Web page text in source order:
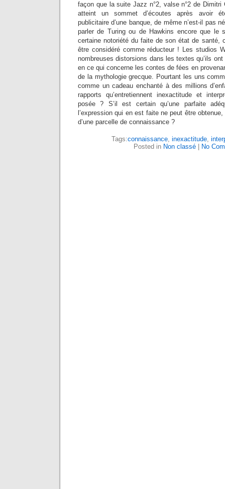
façon que la suite Jazz n°2, valse n°2 de Dimitri
atteint un sommet d’écoutes après avoir
publicitaire d’une banque, de même n’est-il pas
parler de Turing ou de Hawkins encore que le
certaine notoriété du faite de son état de santé,
être considéré comme réducteur ! Les studios
nombreuses distorsions dans les textes qu’ils
en ce qui concerne les contes de fées en
de la mythologie grecque. Pourtant les uns
comme un cadeau enchanté à des millions
rapports qu’entretiennent inexactitude et
posée ? S’il est certain qu’une parfaite
l’expression qui en est faite ne peut être
d’une parcelle de connaissance ?
Tags:connaissance, inexactitude,
Posted in Non classé| No